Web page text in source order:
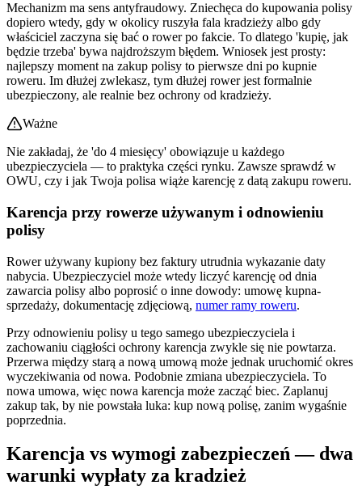
Mechanizm ma sens antyfraudowy. Zniechęca do kupowania polisy
dopiero wtedy, gdy w okolicy ruszyła fala kradzieży albo gdy
właściciel zaczyna się bać o rower po fakcie. To dlatego 'kupię, jak
będzie trzeba' bywa najdroższym błędem. Wniosek jest prosty:
najlepszy moment na zakup polisy to pierwsze dni po kupnie
roweru. Im dłużej zwlekasz, tym dłużej rower jest formalnie
ubezpieczony, ale realnie bez ochrony od kradzieży.
Ważne
Nie zakładaj, że 'do 4 miesięcy' obowiązuje u każdego
ubezpieczyciela — to praktyka części rynku. Zawsze sprawdź w
OWU, czy i jak Twoja polisa wiąże karencję z datą zakupu roweru.
Karencja przy rowerze używanym i odnowieniu
polisy
Rower używany kupiony bez faktury utrudnia wykazanie daty
nabycia. Ubezpieczyciel może wtedy liczyć karencję od dnia
zawarcia polisy albo poprosić o inne dowody: umowę kupna-
sprzedaży, dokumentację zdjęciową, numer ramy roweru.
Przy odnowieniu polisy u tego samego ubezpieczyciela i
zachowaniu ciągłości ochrony karencja zwykle się nie powtarza.
Przerwa między starą a nową umową może jednak uruchomić okres
wyczekiwania od nowa. Podobnie zmiana ubezpieczyciela. To
nowa umowa, więc nowa karencja może zacząć biec. Zaplanuj
zakup tak, by nie powstała luka: kup nową polisę, zanim wygaśnie
poprzednia.
Karencja vs wymogi zabezpieczeń — dwa
warunki wypłaty za kradzież